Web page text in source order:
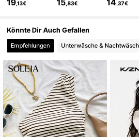
4,83 3M Follower
4,83 3M Follower
4,83 3M Follower
19,13€ 15 ,83€ 14 ,37€
Könnte Dir Auch Gefallen
Empfehlungen Unterwäsche &